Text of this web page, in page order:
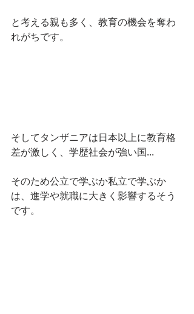
と考える親も多く、教育の機会を奪わ
れがちです。
そしてタンザニアは日本以上に教育格
差が激しく、学歴社会が強い国...
そのため公立で学ぶか私立で学ぶか
は、進学や就職に大きく影響するそう
です。